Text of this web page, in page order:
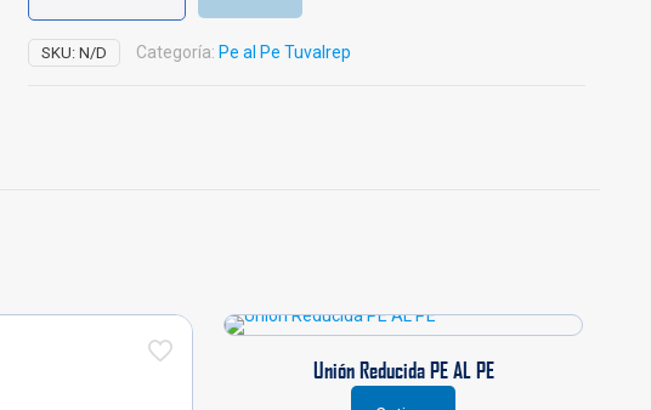
Al
Pe
cantidad
SKU:N/D Categoría: Pe al Pe Tuvalrep
Unión Reducida PE AL PE